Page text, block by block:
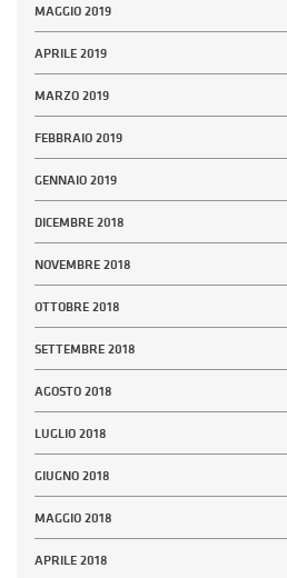
MAGGIO 2019
APRILE 2019
MARZO 2019
FEBBRAIO 2019
GENNAIO 2019
DICEMBRE 2018
NOVEMBRE 2018
OTTOBRE 2018
SETTEMBRE 2018
AGOSTO 2018
LUGLIO 2018
GIUGNO 2018
MAGGIO 2018
APRILE 2018